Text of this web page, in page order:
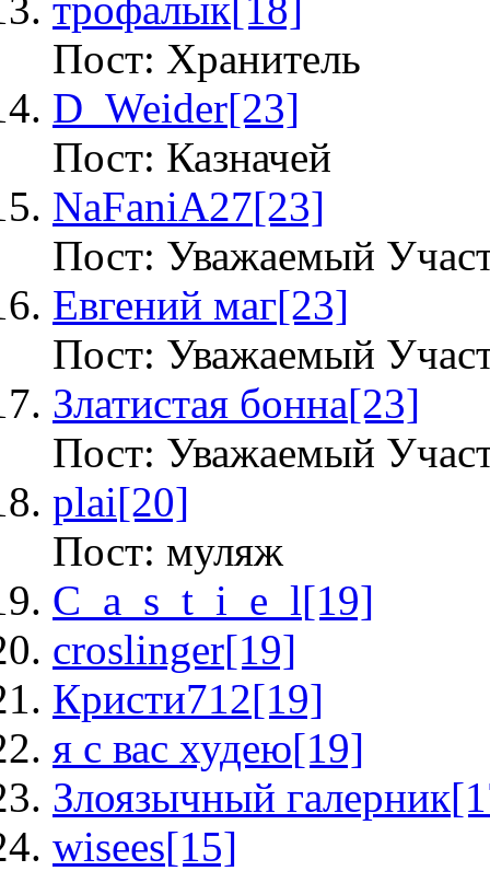
Пост: Хранитель
D_Weider[23]
Пост: Казначей
NaFaniA27[23]
Пост: Уважаемый
Евгений маг[23]
Пост: Уважаемый
Златистая бонна[23]
Пост: Уважаемый
plai[20]
Пост: муляж
C_a_s_t_i_e_l[19]
croslinger[19]
Кристи712[19]
я с вас худею[19]
Злоязычный галерник
wisees[15]